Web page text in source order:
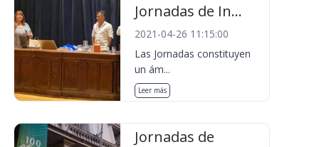
Jornadas de In...
2021-04-26 11:15:00
Las Jornadas constituyen
un ám...
Leer más
Jornadas de